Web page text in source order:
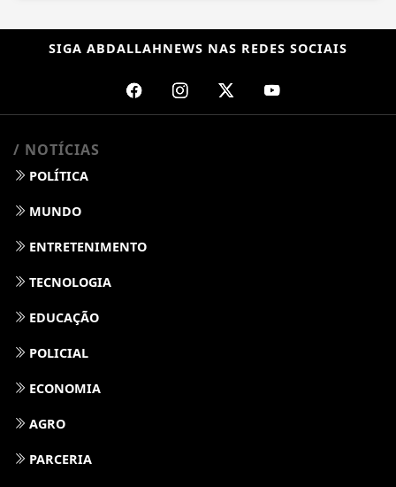
SIGA ABDALLAHNEWS NAS REDES SOCIAIS
/ NOTÍCIAS
POLÍTICA
MUNDO
ENTRETENIMENTO
TECNOLOGIA
EDUCAÇÃO
POLICIAL
ECONOMIA
AGRO
PARCERIA